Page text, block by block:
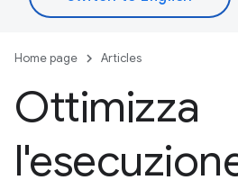
Home page Articles
Ottimizza